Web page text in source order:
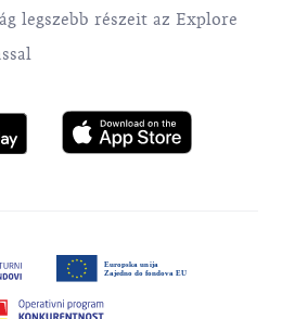
legszebb részeit az Explore